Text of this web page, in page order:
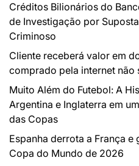
Créditos Bilionários do
de Investigação por
Criminoso
Cliente receberá valor em
comprado pela internet não
Muito Além do Futebol: A
Argentina e Inglaterra em
das Copas
Espanha derrota a França e
Copa do Mundo de 2026